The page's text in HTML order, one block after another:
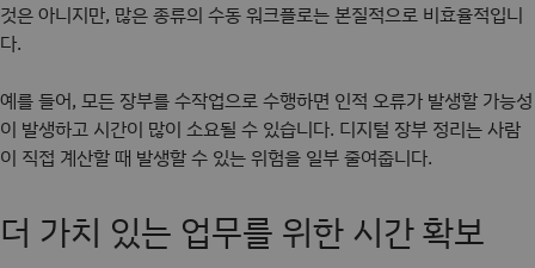
것은 아니지만, 많은 종류의 수동 워크플로는 본질적으로 비효율적입니
다.
예를 들어, 모든 장부를 수작업으로 수행하면 인적 오류가 발생할 가능성
이 발생하고 시간이 많이 소요될 수 있습니다. 디지털 장부 정리는 사람
이 직접 계산할 때 발생할 수 있는 위험을 일부 줄여줍니다.
더 가치 있는 업무를 위한 시간 확보